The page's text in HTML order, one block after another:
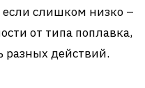
если слишком низко –
от типа поплавка,
разных действий.